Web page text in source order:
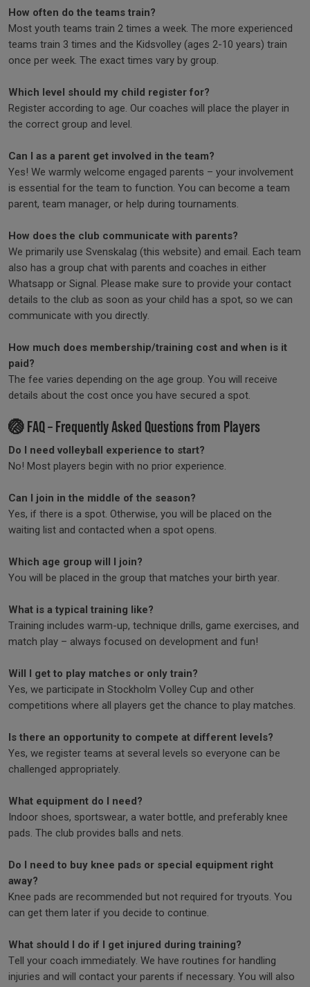
How often do the teams train?
Most youth teams train 2 times a week. The more experienced
teams train 3 times and the Kidsvolley (ages 2-10 years) train
once per week. The exact times vary by group.
Which level should my child register for?
Register according to age. Our coaches will place the player in
the correct group and level.
Can I as a parent get involved in the team?
Yes! We warmly welcome engaged parents – your involvement
is essential for the team to function. You can become a team
parent, team manager, or help during tournaments.
How does the club communicate with parents?
We primarily use Svenskalag (this website) and email. Each team
also has a group chat with parents and coaches in either
Whatsapp or Signal. Please make sure to provide your contact
details to the club as soon as your child has a spot, so we can
communicate with you directly.
How much does membership/training cost and when is it
paid?
The fee varies depending on the age group. You will receive
details about the cost once you have secured a spot.
🏐 FAQ – Frequently Asked Questions from Players
Do I need volleyball experience to start?
No! Most players begin with no prior experience.
Can I join in the middle of the season?
Yes, if there is a spot. Otherwise, you will be placed on the
waiting list and contacted when a spot opens.
Which age group will I join?
You will be placed in the group that matches your birth year.
What is a typical training like?
Training includes warm-up, technique drills, game exercises, and
match play – always focused on development and fun!
Will I get to play matches or only train?
Yes, we participate in Stockholm Volley Cup and other
competitions where all players get the chance to play matches.
Is there an opportunity to compete at different levels?
Yes, we register teams at several levels so everyone can be
challenged appropriately.
What equipment do I need?
Indoor shoes, sportswear, a water bottle, and preferably knee
pads. The club provides balls and nets.
Do I need to buy knee pads or special equipment right
away?
Knee pads are recommended but not required for tryouts. You
can get them later if you decide to continue.
What should I do if I get injured during training?
Tell your coach immediately. We have routines for handling
injuries and will contact your parents if necessary. You will also